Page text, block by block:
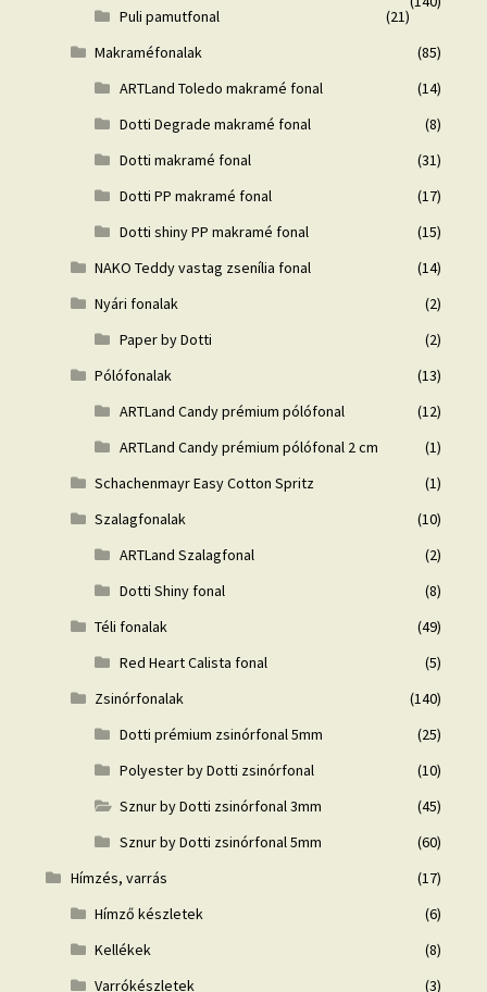
Puli pamutfonal
(21)
Makraméfonalak
(85)
ARTLand Toledo makramé fonal
(14)
Dotti Degrade makramé fonal
(8)
Dotti makramé fonal
(31)
Dotti PP makramé fonal
(17)
Dotti shiny PP makramé fonal
(15)
NAKO Teddy vastag zsenília fonal
(14)
Nyári fonalak
(2)
Paper by Dotti
(2)
Pólófonalak
(13)
ARTLand Candy prémium pólófonal
(12)
ARTLand Candy prémium pólófonal 2 cm
(1)
Schachenmayr Easy Cotton Spritz
(1)
Szalagfonalak
(10)
ARTLand Szalagfonal
(2)
Dotti Shiny fonal
(8)
Téli fonalak
(49)
Red Heart Calista fonal
(5)
Zsinórfonalak
(140)
Dotti prémium zsinórfonal 5mm
(25)
Polyester by Dotti zsinórfonal
(10)
Sznur by Dotti zsinórfonal 3mm
(45)
Sznur by Dotti zsinórfonal 5mm
(60)
Hímzés, varrás
(17)
Hímző készletek
(6)
Kellékek
(8)
Varrókészletek
(3)